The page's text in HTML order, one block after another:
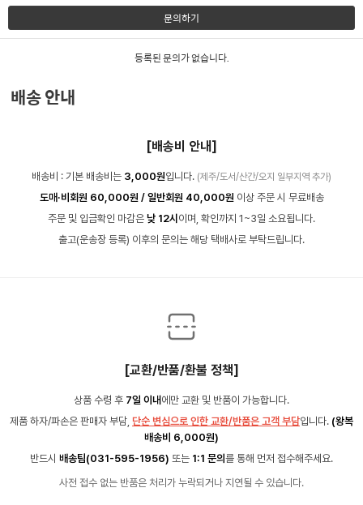
문의하기
등록된 문의가 없습니다.
배송 안내
[배송비 안내]
배송비 : 기본 배송비는 3,000원입니다. (제주/도서/산간/오지 일부지역 추가)
도매·비회원 60,000원 / 일반회원 40,000원 이상 주문 시 무료배송
주문 및 입금확인 마감은 낮 12시 이며, 확인까지 1~3일 소요됩니다.
출고(운송장 등록) 이후의 문의는 해당 택배사로 부탁드립니다.
[교환/반품/환불 정책]
상품 수령 후 7일 이내 에만 교환 및 반품이 가능합니다.
제품 하자/파손은 판매자 부담, 단순 변심으로 인한 교환/반품은 고객 부담입니다. (왕복
배송비 6,000원)
반드시 배송팀(031-595-1956) 또는 1:1 문의 를 통해 먼저 접수해주세요.
사전 접수 없는 반품은 처리가 누락되거나 지연될 수 있습니다.